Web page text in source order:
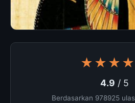
4.9 / 5
Berdasarkan 978925